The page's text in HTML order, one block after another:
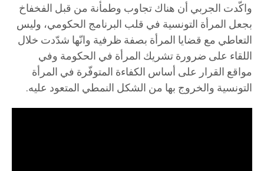
واكّدت الجربي أن هناك تجاوب وطمأنة من قبل الفخفاخ
بجعل المرأة التونسية في قلب البرنامج الحكومي، وليس
التعاطي مع قضايا المرأة بصفة ظرفية وانّها شدّدت خلال
اللقاء على ضرورة تشريك المرأة في الحكومة وفي
مواقع القرار على أساس الكفاءة المتوفّرة في المرأة
التونسية والخروج بها من الشكل النمطي المتعود عليه.